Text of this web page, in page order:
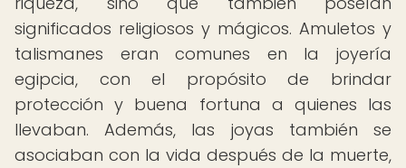
significados religiosos y mágicos. Amuletos y
talismanes eran comunes en la joyería
egipcia, con el propósito de brindar
protección y buena fortuna a quienes las
llevaban. Además, las joyas también se
asociaban con la vida después de la muerte,